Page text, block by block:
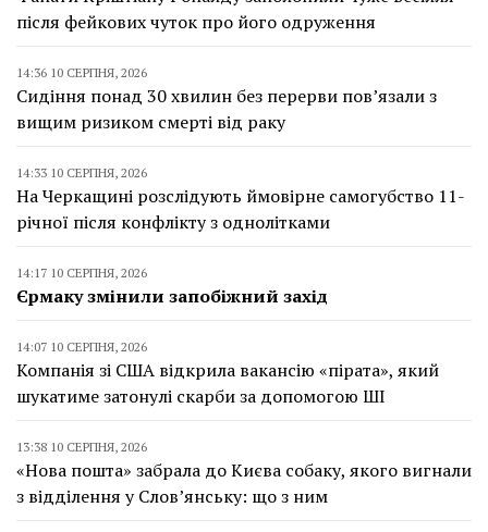
після фейкових чуток про його одруження
14:36 10 СЕРПНЯ, 2026
Сидіння понад 30 хвилин без перерви пов’язали з
вищим ризиком смерті від раку
14:33 10 СЕРПНЯ, 2026
На Черкащині розслідують ймовірне самогубство 11-
річної після конфлікту з однолітками
14:17 10 СЕРПНЯ, 2026
Єрмаку змінили запобіжний захід
14:07 10 СЕРПНЯ, 2026
Компанія зі США відкрила вакансію «пірата», який
шукатиме затонулі скарби за допомогою ШІ
13:38 10 СЕРПНЯ, 2026
«Нова пошта» забрала до Києва собаку, якого вигнали
з відділення у Слов’янську: що з ним